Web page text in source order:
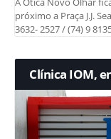
próximo a Praça J.J.
3632- 2527 / (74) 9
Clínica IOM,